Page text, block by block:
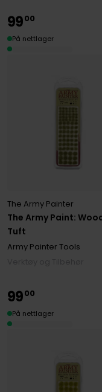
The Army Paint:
Tuft
The Army Painter
Army Painter Tools
9900
På nettlager
9900
På nettlager